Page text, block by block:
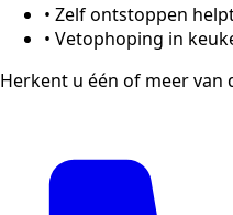
• Zelf ontstoppen
• Vetophoping in
Herkent u één of meer van